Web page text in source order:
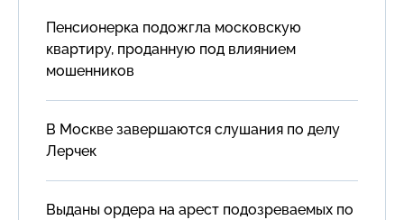
Пенсионерка подожгла московскую
квартиру, проданную под влиянием
мошенников
В Москве завершаются слушания по делу
Лерчек
Выданы ордера на арест подозреваемых по